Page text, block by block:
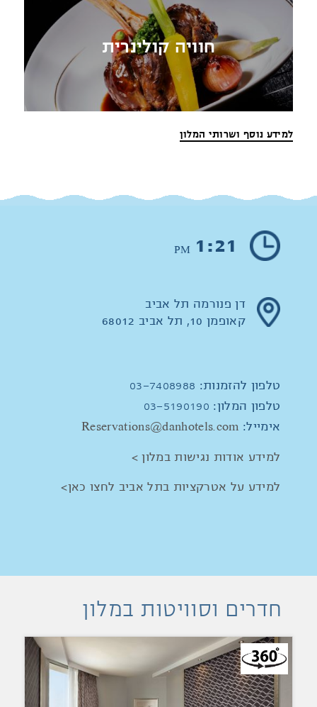
חוויה קולינרית
למידע נוסף ושרותי המלון
1:21
PM
דן פנורמה תל אביב
קאופמן 10, תל אביב 68012
טלפון להזמנות: 03-7408988
טלפון המלון: 03-5190190
אימייל: Reservations@danhotels.com
למידע אודות נגישות במלון >
למידע על אטרקציות בתל אביב לחצו כאן>
חדרים וסוויטות במלון